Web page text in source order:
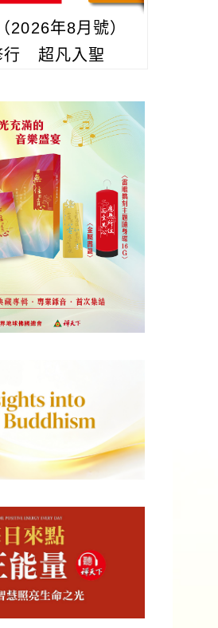
2026年8月號）
行 超凡入聖